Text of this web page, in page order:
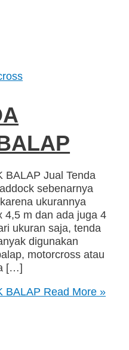
BALAP Jual Tenda
sebenarnya
ukurannya
4,5 m dan ada juga 4
ukuran saja, tenda
digunakan
motorcross atau
[…]
BALAP Read More »